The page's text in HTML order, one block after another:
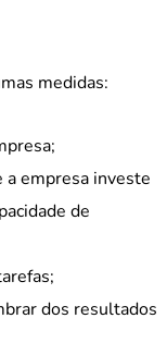
medidas:
a empresa investe
de
dos resultados